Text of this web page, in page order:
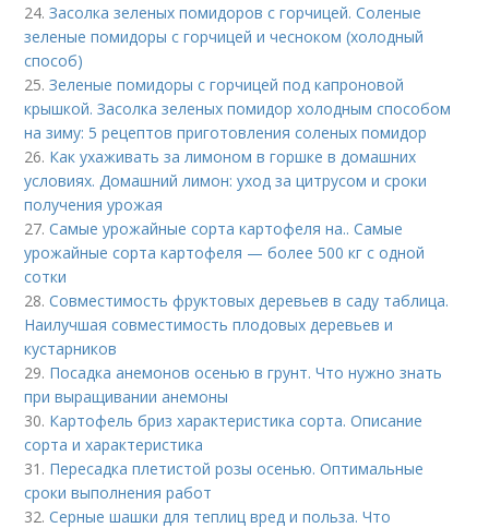
24.Засолка зеленых помидоров с горчицей. Соленые
зеленые помидоры с горчицей и чесноком (холодный
способ)
25.Зеленые помидоры с горчицей под капроновой
крышкой. Засолка зеленых помидор холодным способом
на зиму: 5 рецептов приготовления соленых помидор
26. Как ухаживать за лимоном в горшке в домашних
условиях. Домашний лимон: уход за цитрусом и сроки
получения урожая
27.Самые урожайные сорта картофеля на.. Самые
урожайные сорта картофеля — более 500 кг с одной
сотки
28.Совместимость фруктовых деревьев в саду таблица.
Наилучшая совместимость плодовых деревьев и
кустарников
29. Посадка анемонов осенью в грунт. Что нужно знать
при выращивании анемоны
30. Картофель бриз характеристика сорта. Описание
сорта и характеристика
31. Пересадка плетистой розы осенью. Оптимальные
сроки выполнения работ
32.Серные шашки для теплиц вред и польза. Что